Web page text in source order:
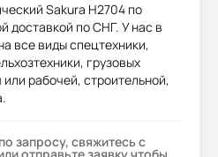
Sakura H2704 по
доставкой по СНГ. У нас в
все виды спецтехники,
грузовых
рабочей, строительной,
запросу, свяжитесь с